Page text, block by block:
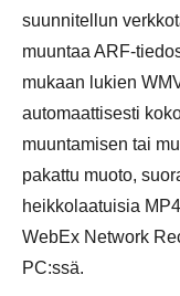
suunnitellun
muuntaa ARF-
mukaan lukien
automaattisesti
muuntamisen tai
pakattu muoto,
heikkolaatuisia
WebEx Network
PC:ssä.